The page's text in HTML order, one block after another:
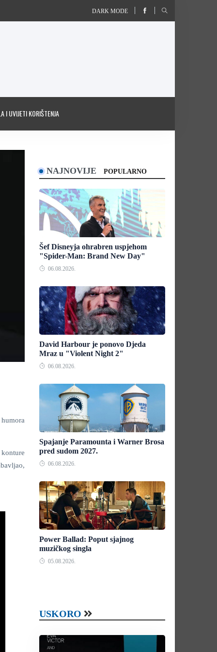
DARK MODE
I UVIJETI KORIŠTENJA
NAJNOVIJE POPULARNO
Šef Disneyja ohrabren uspjehom
"Spider-Man: Brand New Day"
06.08.2026.
David Harbour je ponovo Djeda
Mraz u "Violent Night 2"
06.08.2026.
Spajanje Paramounta i Warner Brosa
pred sudom 2027.
06.08.2026.
Power Ballad: Poput sjajnog
muzičkog singla
05.08.2026.
USKORO